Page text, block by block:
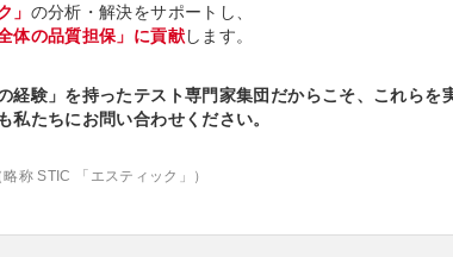
」 の分析・解決をサポートし、
体の品質担保」に貢献します。
経験」を持ったテスト専門家集団だからこそ、これらを
たちにお問い合わせください。
称 STIC 「エスティック」）